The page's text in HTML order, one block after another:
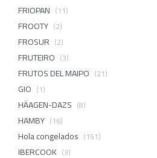
FRIOPAN (11)
FROOTY (2)
FROSUR (2)
FRUTEIRO (3)
FRUTOS DEL MAIPO (21)
GIO (1)
HÄAGEN-DAZS (8)
HAMBY (16)
Hola congelados (151)
IBERCOOK (3)